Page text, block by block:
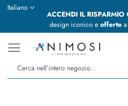
ACCENDI IL RISPARMIO
design iconico e offertea
Lingua
Italiano